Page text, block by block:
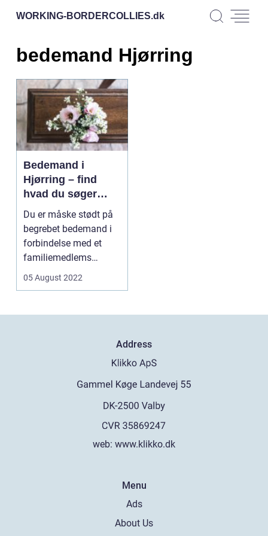
WORKING-BORDERCOLLIES.dk
bedemand Hjørring
Bedemand i
Hjørring – find
hvad du søger
online
Du er måske stødt på
begrebet bedemand i
forbindelse med et
familiemedlems
bisættelse eller
begravel...
05 August 2022
Address
web: www.klikko.dk
Menu
Ads
About Us